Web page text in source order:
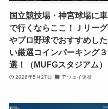
国立競技場・神宮球場に車
で行くならここ！Ｊリーグ
やプロ野球でおすすめした
い厳選コインパーキング３
選！（MUFGスタジアム）
2026年5月27日 アウェイ遠征